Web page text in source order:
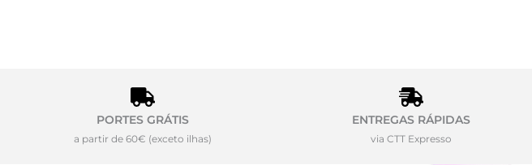
PORTES GRÁTIS
a partir de 60€ (exceto ilhas)
ENTREGAS RÁPIDAS
via CTT Expresso